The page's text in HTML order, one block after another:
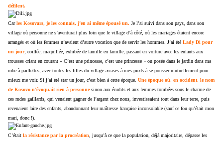
défilent.
Carles Kosovars, je les connais, j’en ai même épousé un. Je l’ai suivi dans son pays, dans son
village où personne ne s’aventurait plus loin que le village d’à côté, où les mariages étaient encore
arrangés et où les femmes n’avaient d’autre vocation que de servir les hommes. J’ai été Lady Di pour
un jour, coiffée, maquillée, exhibée de famille en famille, passant en voiture avec les enfants aux
trousses criant en courant « C’est une princesse, c’est une princesse » ou posée dans le jardin dans ma
robe à paillettes, avec toutes les filles du village assises à mes pieds à se pousser mutuellement pour
mieux me voir. Si j’ai été star un jour, c’est bien à cette époque. Une époque où, en occident, le nom
de Kosovo n’évoquait rien à personnesinon aux érudits et aux femmes tombées sous le charme de
ces rudes gaillards, qui venaient gagner de l’argent chez nous, investissaient tout dans leur terre, puis
revenaient faire des enfants, abandonnant leur maîtresse française inconsolable (sauf ce fou qu’était mon
mari, donc !).
C’était la résistance par la procréation , jusqu’à ce que la population, déjà majoritaire, dépasse les